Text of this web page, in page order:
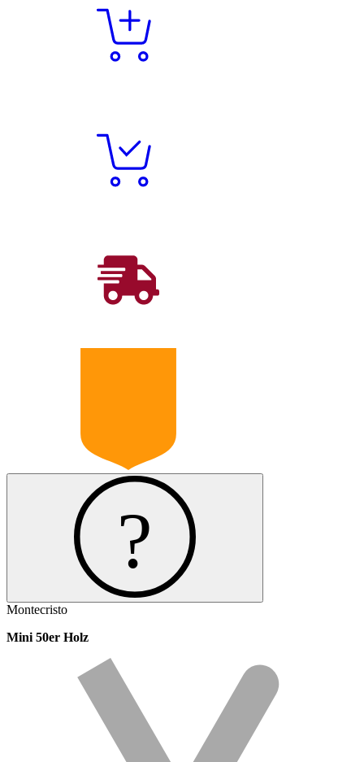
Montecristo
Mini 50er Holz